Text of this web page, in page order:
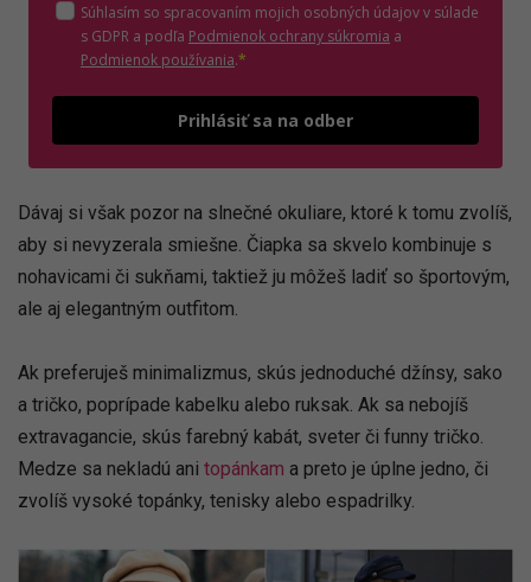
Súhlasím so spracovaním mojich osobných údajov v súlade
s GDPR a podľa Podmienok ochrany súkromia (otvorí sa v novom
a
Podmienok používania(otvorí sa v novom okne)
.*
Prihlásiť sa na odber
Dávaj si však pozor na slnečné okuliare, ktoré k tomu zvolíš,
aby si nevyzerala smiešne. Čiapka sa skvelo kombinuje s
nohavicami či sukňami, taktiež ju môžeš ladiť so športovým,
ale aj elegantným outfitom.
Ak preferuješ minimalizmus, skús jednoduché džínsy, sako
a tričko, poprípade kabelku alebo ruksak. Ak sa nebojíš
extravagancie, skús farebný kabát, sveter či funny tričko.
Medze sa nekladú ani topánkam a preto je úplne jedno, či
zvolíš vysoké topánky, tenisky alebo espadrilky.